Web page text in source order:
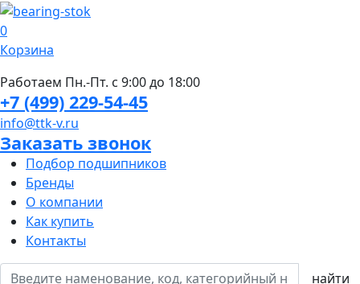
0
Корзина
Работаем Пн.-Пт. с 9:00 до 18:00
+7 (499) 229-54-45
info@ttk-v.ru
Заказать звонок
Подбор подшипников
Бренды
О компании
Как купить
Контакты